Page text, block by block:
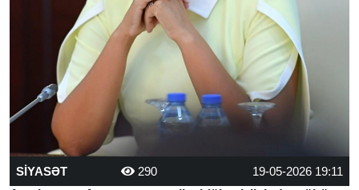
SİYASƏT 290
19-05-2026 19:11